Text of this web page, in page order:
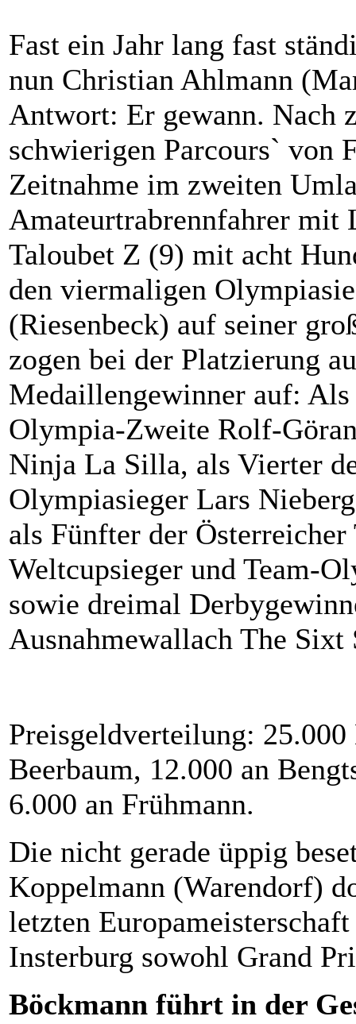
Fast ein Jahr lang fast
nun Christian Ahlmann
Antwort: Er gewann. Nach
schwierigen Parcours` von
Zeitnahme im zweiten
Amateurtrabrennfahrer mit
Taloubet Z (9) mit acht
den viermaligen
(Riesenbeck) auf seiner
zogen bei der Platzierung
Medaillengewinner auf:
Olympia-Zweite Rolf-
Ninja La Silla, als Vierter
Olympiasieger Lars
als Fünfter der
Weltcupsieger und Team-
sowie dreimal
Ausnahmewallach The Sixt
Preisgeldverteilung:
Beerbaum, 12.000 an
6.000 an Frühmann.
Die nicht gerade üppig
Koppelmann (Warendorf)
letzten
Insterburg sowohl Grand
Böckmann führt in der